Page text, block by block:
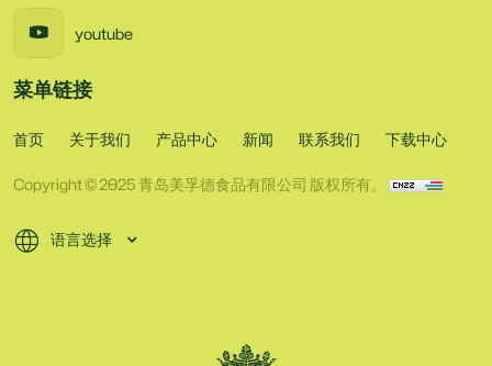
youtube
菜单链接
首页 关于我们 产品中心 新闻 联系我们 下载中心
Copyright © 2025 青岛美孚德食品有限公司 版权所有。
语言选择